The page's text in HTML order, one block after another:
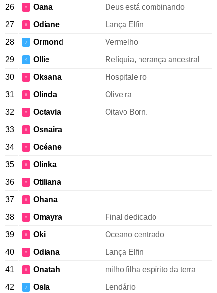
26 ♀ Oana Deus está combinando
27 ♀ Odiane Lança Elfin
28 ♂ Ormond Vermelho
29 ♂ Ollie Relíquia, herança ancestral
30 ♀ Oksana Hospitaleiro
31 ♀ Olinda Oliveira
32 ♀ Octavia Oitavo Born.
33 ♀ Osnaira
34 ♀ Océane
35 ♀ Olinka
36 ♀ Otiliana
37 ♀ Ohana
38 ♀ Omayra Final dedicado
39 ♀ Oki Oceano centrado
40 ♀ Odiana Lança Elfin
41 ♀ Onatah milho filha espírito da terra
42 ♂ Osla Lendário